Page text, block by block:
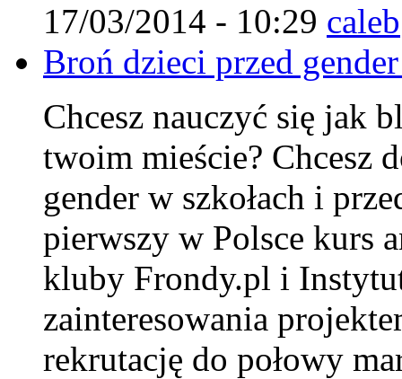
17/03/2014 - 10:29 caleb
Broń dzieci przed
Chcesz nauczyć się jak
twoim mieście? Chcesz
gender w szkołach i
pierwszy w Polsce kurs
kluby Frondy.pl i
zainteresowania
rekrutację do połowy